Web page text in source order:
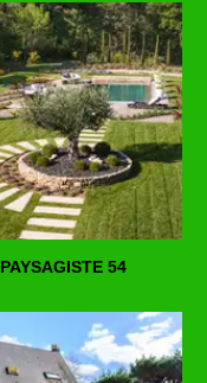
PAYSAGISTE 54